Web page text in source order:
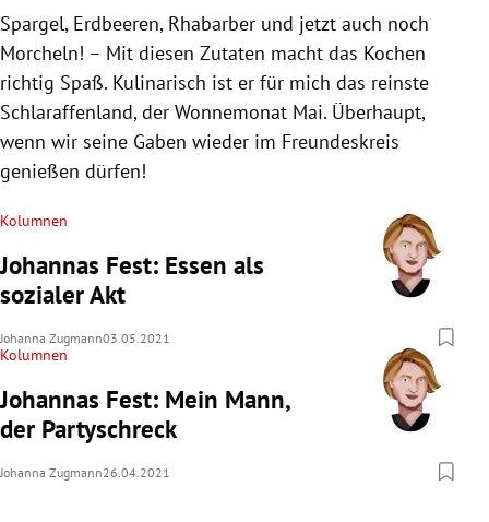
Spargel, Erdbeeren, Rhabarber und jetzt auch noch
Morcheln! – Mit diesen Zutaten macht das Kochen
richtig Spaß. Kulinarisch ist er für mich das reinste
Schlaraffenland, der Wonnemonat Mai. Überhaupt,
wenn wir seine Gaben wieder im Freundeskreis
genießen dürfen!
Kolumnen
Johannas Fest: Essen als
sozialer Akt
Johanna Zugmann03.05.2021
Kolumnen
Johannas Fest: Mein Mann,
der Partyschreck
Johanna Zugmann26.04.2021